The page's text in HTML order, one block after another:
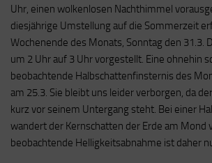
Uhr, einen wolkenlosen Nachthimmel
diesjährige Umstellung auf die Sommerzeit
Wochenende des Monats, Sonntag den 31.3.
um 2 Uhr auf 3 Uhr vorgestellt. Eine ohnehin
beobachtende Halbschattenfinsternis des
am 25.3. Sie bleibt uns leider verborgen, da
kurz vor seinem Untergang steht. Bei einer
wandert der Kernschatten der Erde am Mond
beobachtende Helligkeitsabnahme ist daher